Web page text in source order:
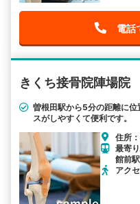
電話
きくち接骨院陣場院
曽根田駅から5分の距離に
スがしやすくて便利です。
住所
最寄
館前駅
アク